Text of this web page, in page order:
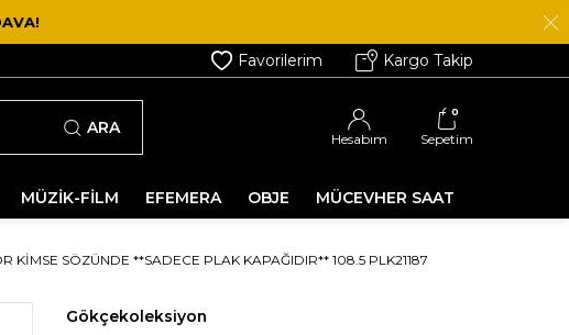
Favorilerim Kargo Takip
ARA
Hesabım
0
Sepetim
MÜZİK-FİLM EFEMERA OBJE MÜCEVHER SAAT
KIMSE SÖZÜNDE **SADECE PLAK KAPAĞIDIR** 108.5 PLK21187
Gökçekoleksiyon